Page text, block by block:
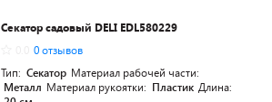
Секатор садовый DELI EDL580229
0 отзывов
Тип: Секатор Материал рабочей части:
Металл Материал рукоятки: Пластик Длина: